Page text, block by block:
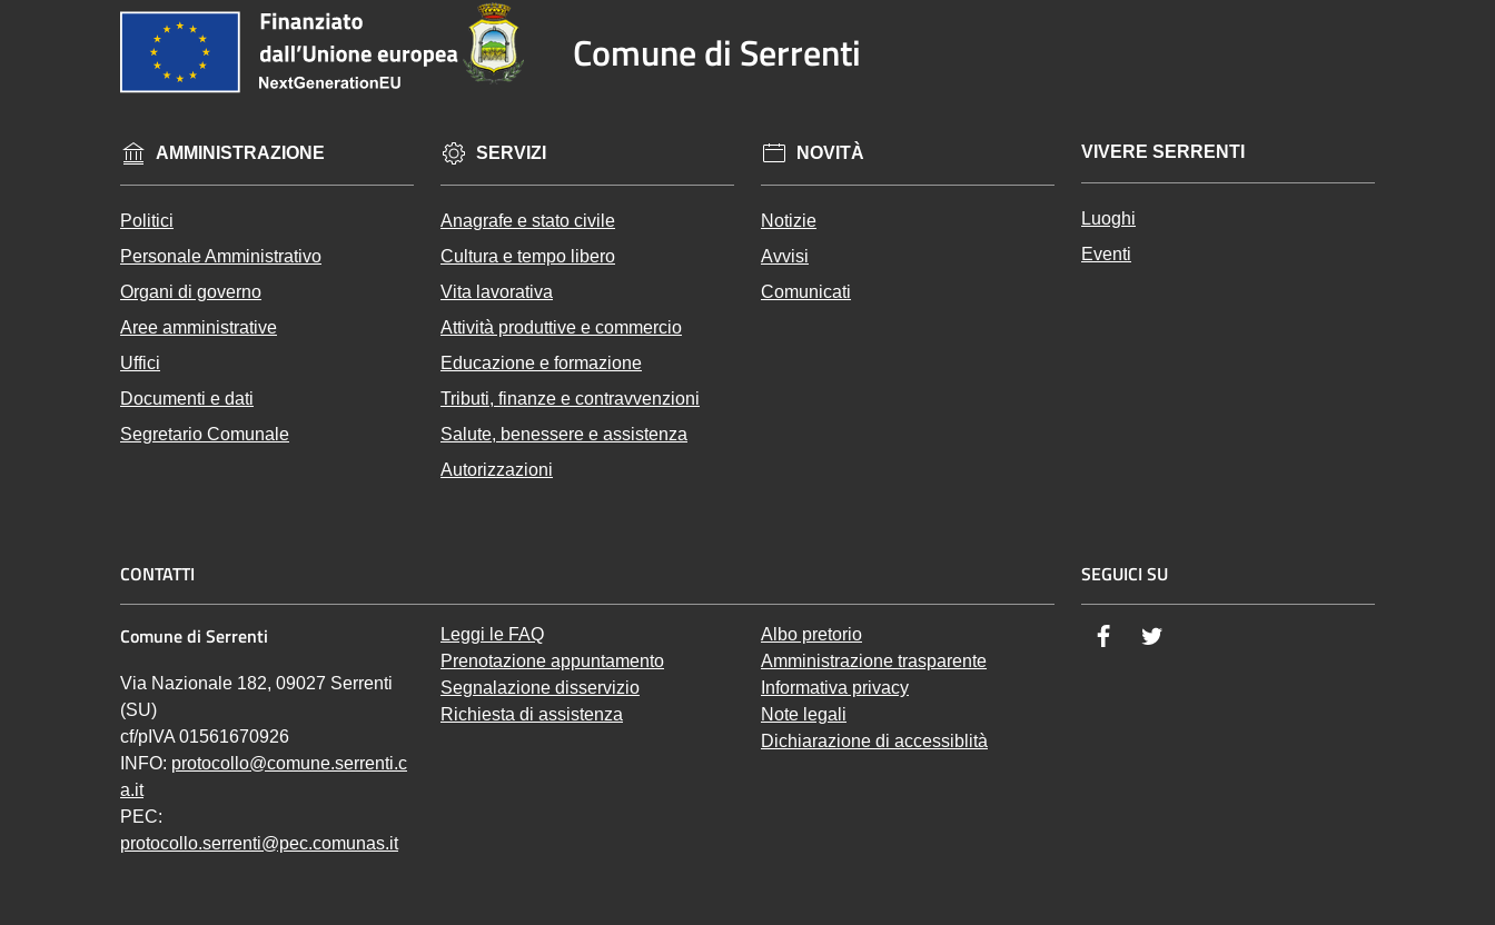
Comune di Serrenti
AMMINISTRAZIONE
Politici
Personale Amministrativo
Organi di governo
Aree amministrative
Uffici
Documenti e dati
Segretario Comunale
SERVIZI
Anagrafe e stato civile
Cultura e tempo libero
Vita lavorativa
Attività produttive e commercio
Educazione e formazione
Tributi, finanze e contravvenzioni
Salute, benessere e assistenza
Autorizzazioni
NOVITÀ
Notizie
Avvisi
Comunicati
VIVERE SERRENTI
Luoghi
Eventi
CONTATTI
Comune di Serrenti
Via Nazionale 182, 09027 Serrenti
(SU)
cf/pIVA 01561670926
INFO: protocollo@comune.serrenti.c
a.it
PEC:
protocollo.serrenti@pec.comunas.it
Leggi le FAQ
Prenotazione appuntamento
Segnalazione disservizio
Richiesta di assistenza
Albo pretorio
Amministrazione trasparente
Informativa privacy
Note legali
Dichiarazione di accessiblità
SEGUICI SU
Facebook